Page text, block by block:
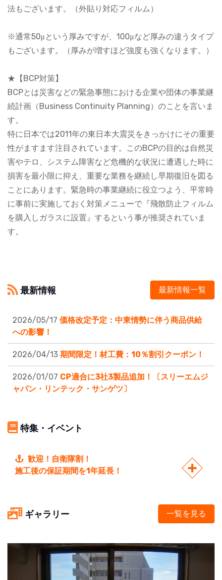
法もございます。（外貼り対応フィルム）
※通常50μという厚みですが、100μなど厚みの違うタイプ
もございます。（厚みが増すほど強度も強くなります。）
★【BCP対策】
BCPとは災害などの緊急事態における企業や団体の事業継
続計画（Business Continuity Planning）のことを言いま
す。
特に日本では2011年の東日本大震災をきっかけにその重要
性がますます注目されています。このBCPの目的は自然災
害やテロ、システム障害など危機的な状況に遭遇した時に
損害を最小限に抑え、重要な業務を継続し早期復旧を図る
ことにあります。緊急時の事業継続に役立つよう、平常時
に事前に実施しておく対策メニューで『飛散防止フィルム
を購入しガラスに設置』するという事が推奨されていま
す。
最新情報 最新情報一覧
2026/05/17 価格改定予定：中東情勢に伴う商品供給
への影響！
2026/04/13 期間限定！材工費：10％割引クーポン！
2026/01/07 CP適合に3社3製品追加！〔スリーエムジ
ャパン・リンテック・サンゲツ〕
特集・イベント
歓迎！自衛隊割！
施工後の保証期間を1年延長！
ギャラリー 一覧を見る